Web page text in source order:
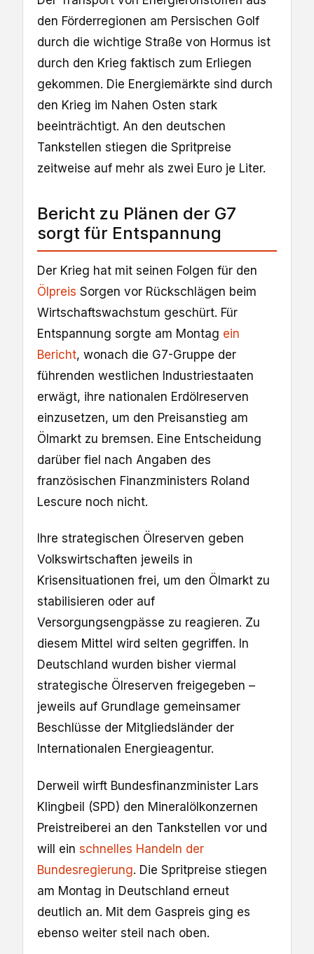
den Förderregionen am Persischen Golf
durch die wichtige Straße von Hormus ist
durch den Krieg faktisch zum Erliegen
gekommen. Die Energiemärkte sind durch
den Krieg im Nahen Osten stark
beeinträchtigt. An den deutschen
Tankstellen stiegen die Spritpreise
zeitweise auf mehr als zwei Euro je Liter.
Bericht zu Plänen der G7
sorgt für Entspannung
Der Krieg hat mit seinen Folgen für den
Ölpreis Sorgen vor Rückschlägen beim
Wirtschaftswachstum geschürt. Für
Entspannung sorgte am Montag ein
Bericht, wonach die G7-Gruppe der
führenden westlichen Industriestaaten
erwägt, ihre nationalen Erdölreserven
einzusetzen, um den Preisanstieg am
Ölmarkt zu bremsen. Eine Entscheidung
darüber fiel nach Angaben des
französischen Finanzministers Roland
Lescure noch nicht.
Ihre strategischen Ölreserven geben
Volkswirtschaften jeweils in
Krisensituationen frei, um den Ölmarkt zu
stabilisieren oder auf
Versorgungsengpässe zu reagieren. Zu
diesem Mittel wird selten gegriffen. In
Deutschland wurden bisher viermal
strategische Ölreserven freigegeben –
jeweils auf Grundlage gemeinsamer
Beschlüsse der Mitgliedsländer der
Internationalen Energieagentur.
Derweil wirft Bundesfinanzminister Lars
Klingbeil (SPD) den Mineralölkonzernen
Preistreiberei an den Tankstellen vor und
will ein schnelles Handeln der
Bundesregierung. Die Spritpreise stiegen
am Montag in Deutschland erneut
deutlich an. Mit dem Gaspreis ging es
ebenso weiter steil nach oben.